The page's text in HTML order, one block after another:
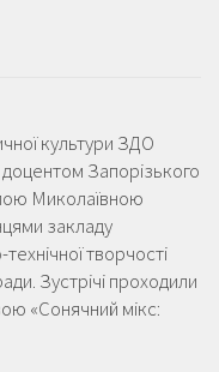
культури ЗДО
Запорізького
Миколаївною
закладу
творчості
Зустрічі проходили
«Сонячний мікс: